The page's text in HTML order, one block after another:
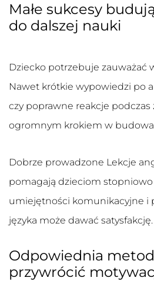
Małe sukcesy
do dalszej nauki
Dziecko potrzebuje zauważać
Nawet krótkie wypowiedzi po
czy poprawne reakcje podczas
ogromnym krokiem w
Dobrze prowadzone Lekcje
pomagają dzieciom stopniowo
umiejętności komunikacyjne i
języka może dawać satysfakcję.
Odpowiednia
przywrócić